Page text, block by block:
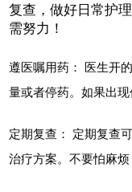
复查，做好日常护
需努力！
遵医嘱用药： 医生开
量或者停药。如果出现
定期复查： 定期复查
治疗方案。不要怕麻烦